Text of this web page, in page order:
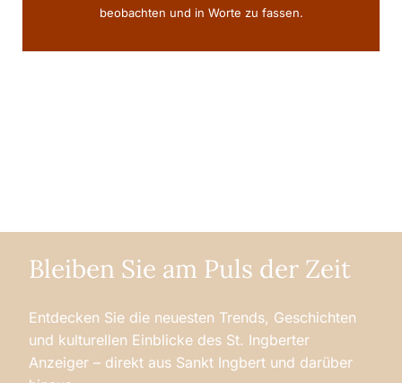
beobachten und in Worte zu fassen.
Bleiben Sie am Puls der Zeit
Entdecken Sie die neuesten Trends, Geschichten
und kulturellen Einblicke des St. Ingberter
Anzeiger – direkt aus Sankt Ingbert und darüber